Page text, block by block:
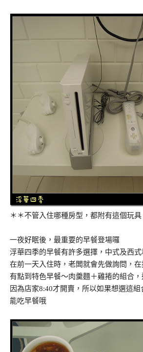
＊＊不管入住哪種房型，都附有這個玩具
一夜好眠後，最重要的早餐登場囉
浮華四季的早餐有許多選擇，中式及西
在前一天入住時，老闆就會先做詢問，
有點到特色早餐～肉羹麵＋雞捲的組合
因為店家8:40才開賣，所以如果想選這
能吃早餐哦